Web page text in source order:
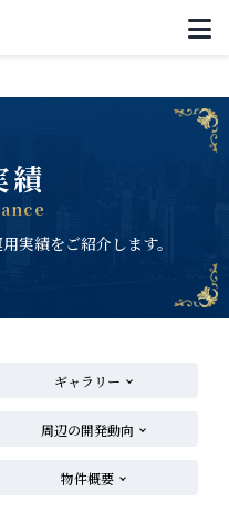
績
実績をご紹介します。
ギャラリー
周辺の開発動向
物件概要